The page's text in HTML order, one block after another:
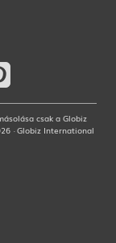
csak a Globiz
· Globiz International